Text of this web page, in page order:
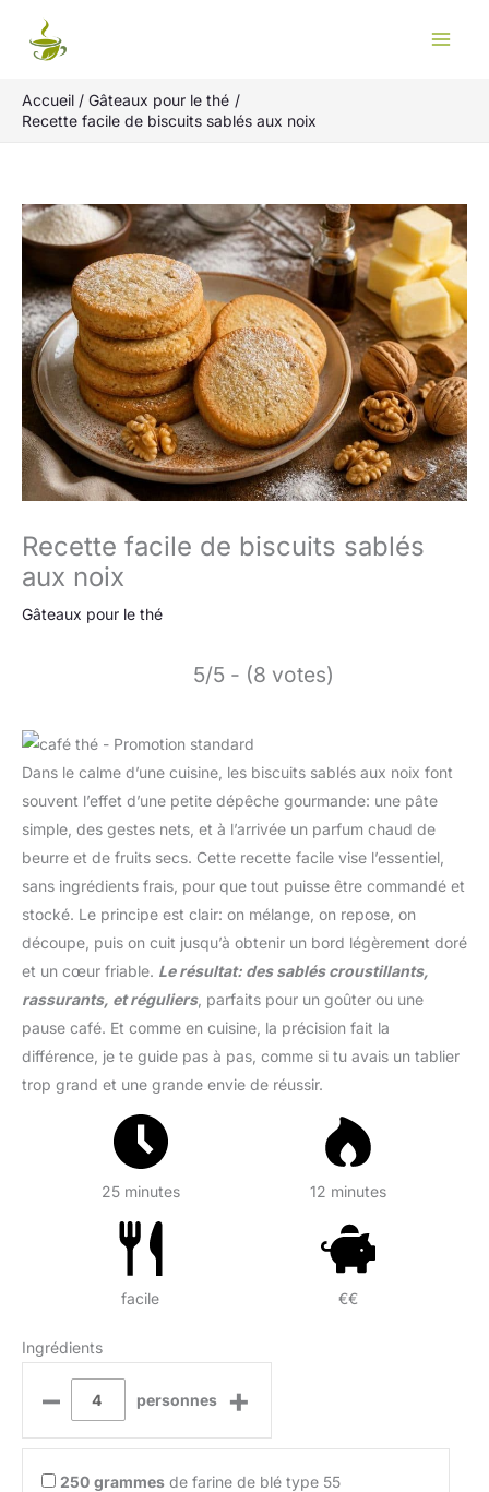
Accueil
Gâteaux pour le thé
Recette facile de biscuits sablés aux noix
Recette facile de biscuits sablés
aux noix
Gâteaux pour le thé
5/5 - (8 votes)
Dans le calme d’une cuisine, les biscuits sablés aux noix font
souvent l’effet d’une petite dépêche gourmande: une pâte
simple, des gestes nets, et à l’arrivée un parfum chaud de
beurre et de fruits secs. Cette recette facile vise l’essentiel,
sans ingrédients frais, pour que tout puisse être commandé et
stocké. Le principe est clair: on mélange, on repose, on
découpe, puis on cuit jusqu’à obtenir un bord légèrement doré
et un cœur friable. Le résultat: des sablés croustillants,
rassurants, et réguliers, parfaits pour un goûter ou une
pause café. Et comme en cuisine, la précision fait la
différence, je te guide pas à pas, comme si tu avais un tablier
trop grand et une grande envie de réussir.
25 minutes 12 minutes
facile €€
Ingrédients
– personnes +
250 grammes de farine de blé type 55